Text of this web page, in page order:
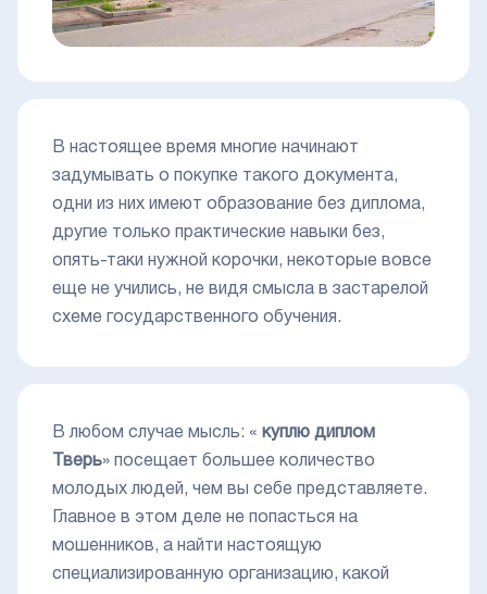
В настоящее время многие начинают
задумывать о покупке такого документа,
одни из них имеют образование без диплома,
другие только практические навыки без,
опять-таки нужной корочки, некоторые вовсе
еще не учились, не видя смысла в застарелой
схеме государственного обучения.
В любом случае мысль: « куплю диплом
Тверь» посещает большее количество
молодых людей, чем вы себе представляете.
Главное в этом деле не попасться на
мошенников, а найти настоящую
специализированную организацию, какой